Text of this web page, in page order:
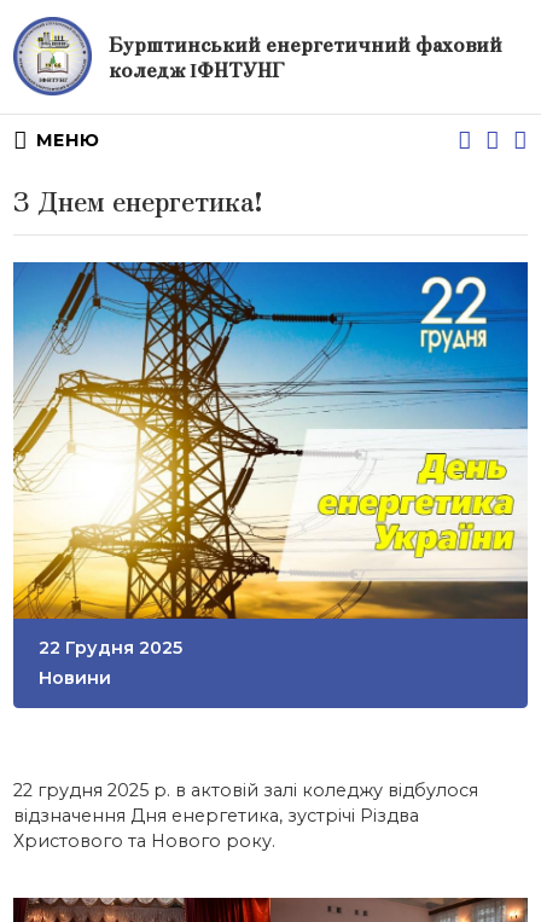
Бурштинський енергетичний фаховий
коледж ІФНТУНГ
МЕНЮ
З Днем енергетика!
22 Грудня 2025
Новини
22 грудня 2025 р. в актовій залі коледжу відбулося
відзначення Дня енергетика, зустрічі Різдва
Христового та Нового року.